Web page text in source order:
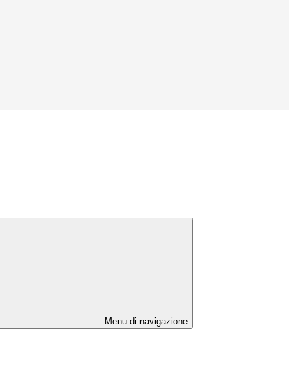
Menu di navigazione